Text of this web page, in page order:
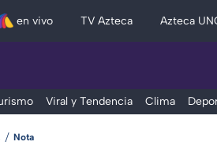
en vivo TV Azteca Azteca
Viral y Tendencia Clima
Nota